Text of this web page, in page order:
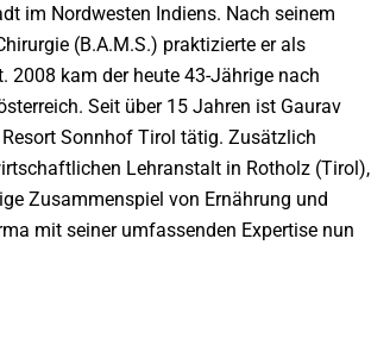
im Nordwesten Indiens. Nach seinem
(B.A.M.S.) praktizierte er als
2008 kam der heute 43-Jährige nach
Seit über 15 Jahren ist Gaurav
Sonnhof Tirol tätig. Zusätzlich
Lehranstalt in Rotholz (Tirol),
Zusammenspiel von Ernährung und
mit seiner umfassenden Expertise nun